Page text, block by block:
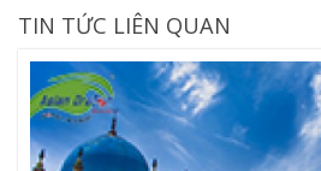
TIN TỨC LIÊN QUAN